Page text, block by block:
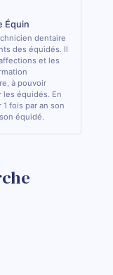
Équin
dentaire
des équidés. Il
et les
à pouvoir
les équidés. En
fois par an son
équidé.